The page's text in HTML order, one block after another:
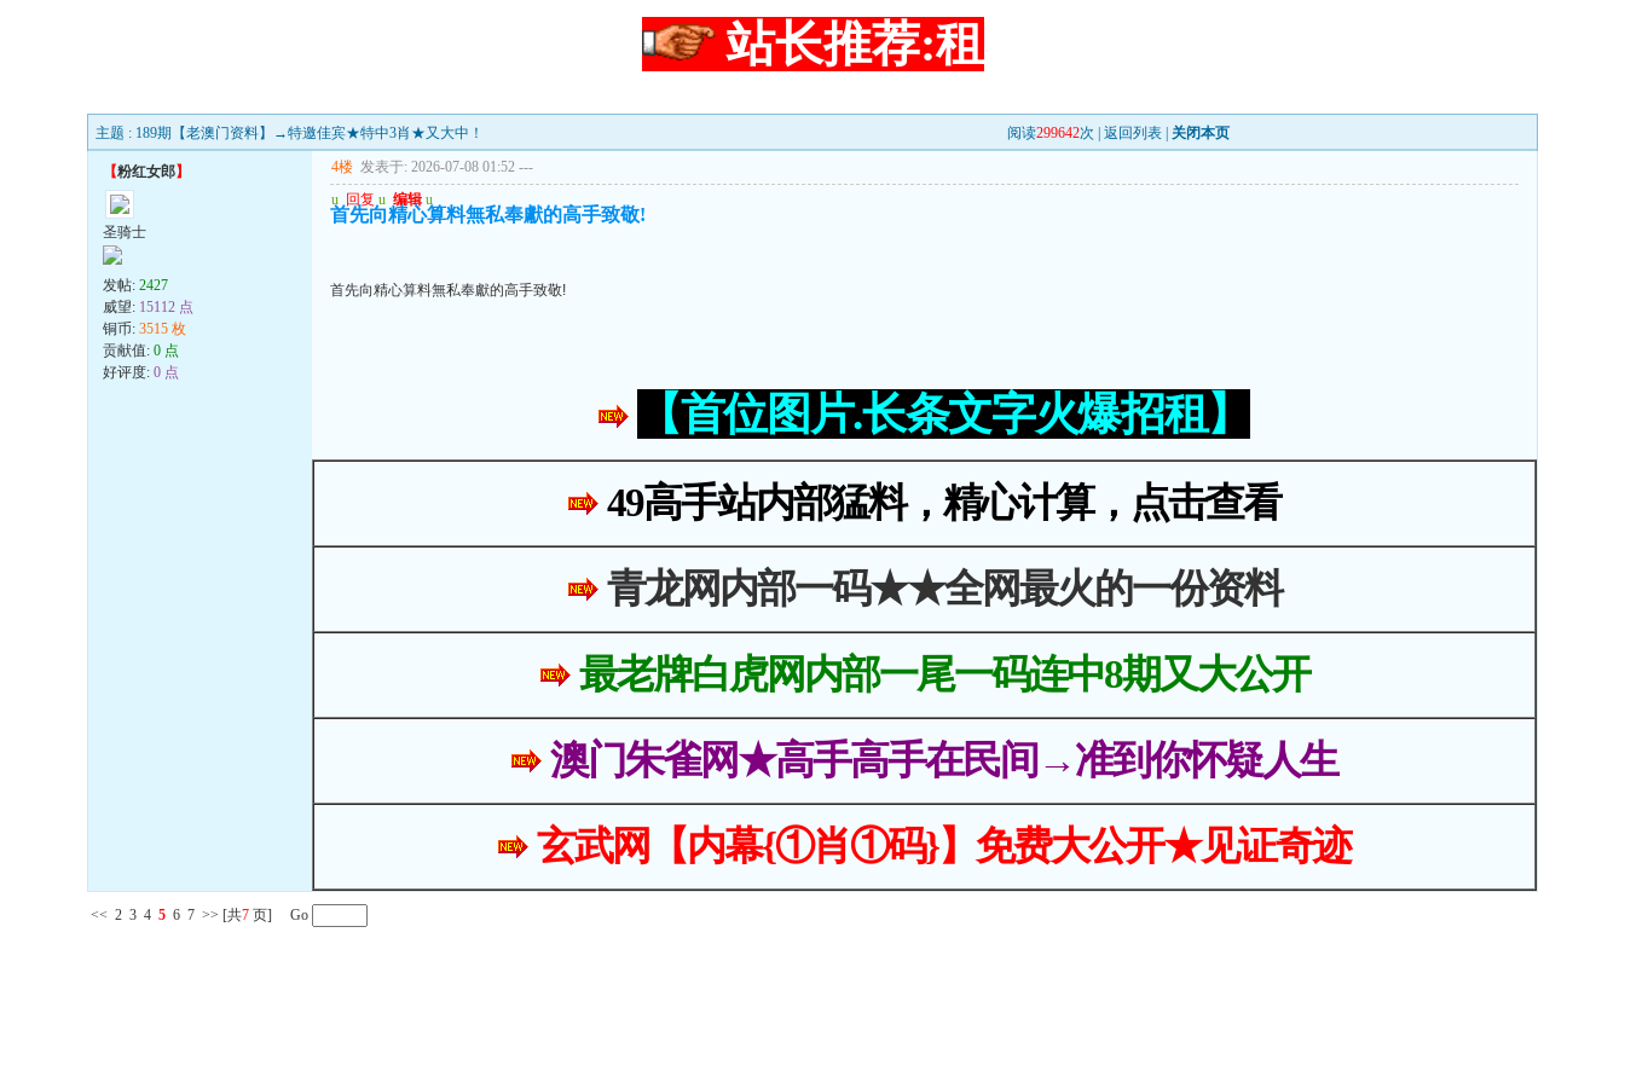
站长推荐:租
主题 : 189期【老澳门资料】→特邀佳宾★特中3肖★又大中！ 阅读299642次 | 返回列表 关闭本页
【粉红女郎】
圣骑士
发帖: 2427
威望: 15112 点
铜币: 3515 枚
贡献值: 0 点
好评度: 0 点
4楼 发表于: 2026-07-08 01:52 ---
u 回复 u 编辑 u
首先向精心算料無私奉獻的高手致敬!
首先向精心算料無私奉獻的高手致敬!
【首位图片.长条文字火爆招租】
49高手站内部猛料，精心计算，点击查看
青龙网内部一码★★全网最火的一份资料
最老牌白虎网内部一尾一码连中8期又大公开
澳门朱雀网★高手高手在民间→准到你怀疑人生
玄武网【内幕{①肖①码}】免费大公开★见证奇迹
<< 2 3 4 5 6 7 >> [共7 页] Go